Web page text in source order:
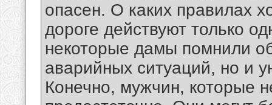
опасен. О каких правилах
дороге действуют только
некоторые дамы помнили
аварийных ситуаций, но и
Конечно, мужчин, которые